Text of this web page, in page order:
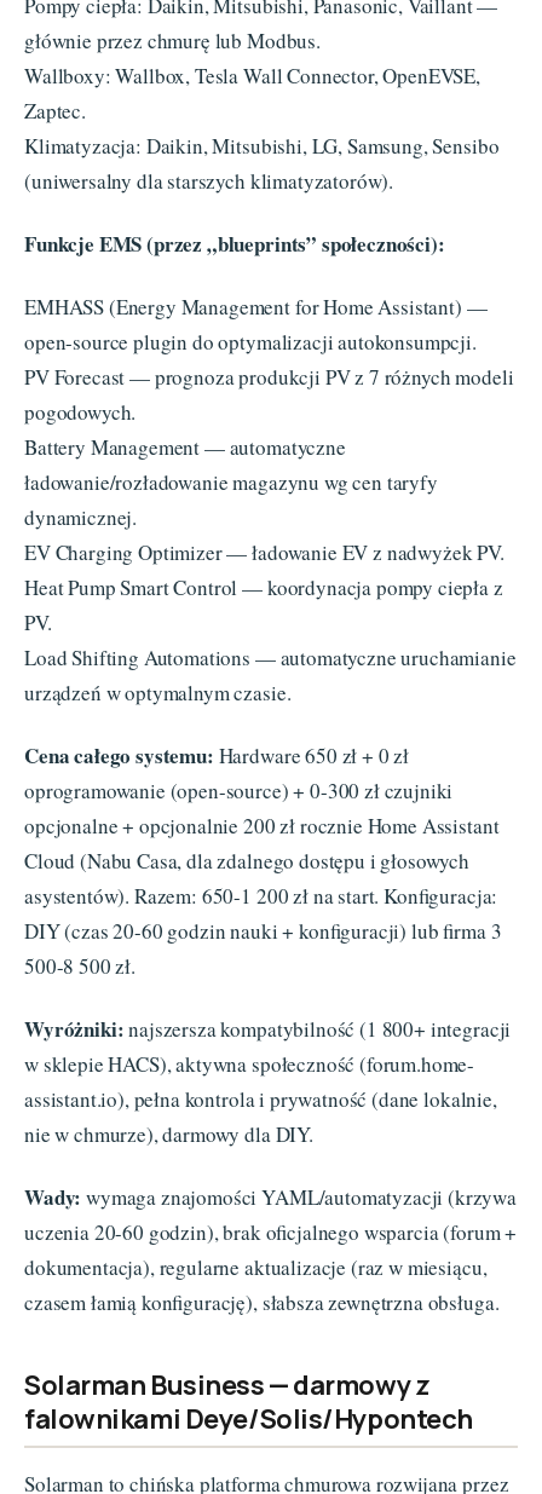
Pompy ciepła: Daikin, Mitsubishi, Panasonic, Vaillant —
głównie przez chmurę lub Modbus.
Wallboxy: Wallbox, Tesla Wall Connector, OpenEVSE,
Zaptec.
Klimatyzacja: Daikin, Mitsubishi, LG, Samsung, Sensibo
(uniwersalny dla starszych klimatyzatorów).
Funkcje EMS (przez „blueprints” społeczności):
EMHASS (Energy Management for Home Assistant) —
open-source plugin do optymalizacji autokonsumpcji.
PV Forecast — prognoza produkcji PV z 7 różnych modeli
pogodowych.
Battery Management — automatyczne
ładowanie/rozładowanie magazynu wg cen taryfy
dynamicznej.
EV Charging Optimizer — ładowanie EV z nadwyżek PV.
Heat Pump Smart Control — koordynacja pompy ciepła z
PV.
Load Shifting Automations — automatyczne uruchamianie
urządzeń w optymalnym czasie.
Cena całego systemu: Hardware 650 zł + 0 zł
oprogramowanie (open-source) + 0-300 zł czujniki
opcjonalne + opcjonalnie 200 zł rocznie Home Assistant
Cloud (Nabu Casa, dla zdalnego dostępu i głosowych
asystentów). Razem: 650-1 200 zł na start. Konfiguracja:
DIY (czas 20-60 godzin nauki + konfiguracji) lub firma 3
500-8 500 zł.
Wyróżniki:najszersza kompatybilność (1 800+ integracji
w sklepie HACS), aktywna społeczność (forum.home-
assistant.io), pełna kontrola i prywatność (dane lokalnie,
nie w chmurze), darmowy dla DIY.
Wady: wymaga znajomości YAML/automatyzacji (krzywa
uczenia 20-60 godzin), brak oficjalnego wsparcia (forum +
dokumentacja), regularne aktualizacje (raz w miesiącu,
czasem łamią konfigurację), słabsza zewnętrzna obsługa.
Solarman Business — darmowy z
falownikami Deye/Solis/Hypontech
Solarman to chińska platforma chmurowa rozwijana przez